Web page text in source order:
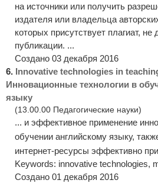
на источники или получить
издателя или владельца
которых присутствует плагиат, не
публикации. ...
Создано 03 декабря 2016
6. Innovative technologies in
Инновационные технологии в
языку
(13.00.00 Педагогические науки)
... и эффективное применение
обучении английскому языку,
интернет-ресурсы эффективно
Keywords: innovative technologies,
Создано 01 декабря 2016